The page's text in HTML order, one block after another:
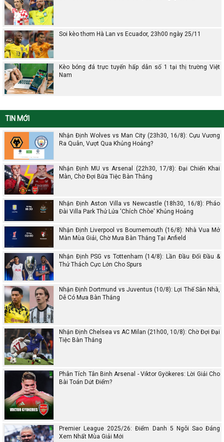
Soi kèo thơm Hà Lan vs Ecuador, 23h00 ngày 25/11
Kèo bóng đá trực tuyến hấp dẫn số 1 tại thị trường Việt
Nam
TIN MỚI
Nhận Định Wolves vs Man City (23h30, 16/8): Cựu Vương
Ra Quân, Vượt Qua Khủng Hoảng?
Nhận Định MU vs Arsenal (22h30, 17/8): Đại Chiến Khai
Màn, Chờ Đợi Bữa Tiệc Bàn Thắng
Nhận Định Aston Villa vs Newcastle (18h30, 16/8): Pháo
Đài Villa Park Thử Lửa 'Chích Chòe' Khủng Hoảng
Nhận Định Liverpool vs Bournemouth (16/8): Nhà Vua Mở
Màn Mùa Giải, Chờ Mưa Bàn Thắng Tại Anfield
Nhận Định PSG vs Tottenham (14/8): Lần Đầu Đối Đầu &
Thử Thách Cực Lớn Cho Spurs
Nhận Định Dortmund vs Juventus (10/8): Lợi Thế Sân Nhà,
Dễ Có Mưa Bàn Thắng
Nhận Định Chelsea vs AC Milan (21h00, 10/8): Chờ Đợi Đại
Tiệc Bàn Thắng
Phân Tích Tân Binh Arsenal - Viktor Gyökeres: Lời Giải Cho
Bài Toán Dứt Điểm?
Premier League 2025/26: Điểm Danh 5 Ngôi Sao Đáng
Xem Nhất Mùa Giải Mới